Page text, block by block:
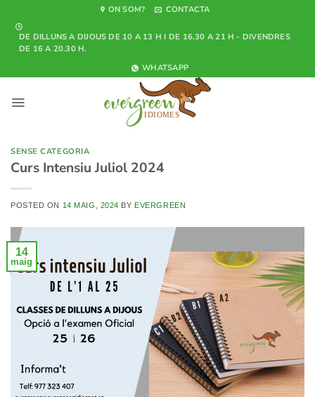
content
ON SOM? CONTACTA
DE DILLUNS A DIJOUS DE 10 A 13 H I DE 16.30 A 21 H - DIVENDRES
DE 16 A 20.30 H.
WHATSAPP
SENSE CATEGORIA
Curs Intensiu Juliol 2024
POSTED ON 14 MAIG, 2024 BY EVERGREEN
14
maig